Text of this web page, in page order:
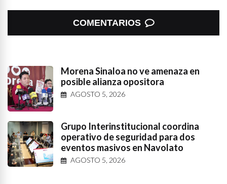
COMENTARIOS
Morena Sinaloa no ve amenaza en
posible alianza opositora
AGOSTO 5, 2026
Grupo Interinstitucional coordina
operativo de seguridad para dos
eventos masivos en Navolato
AGOSTO 5, 2026